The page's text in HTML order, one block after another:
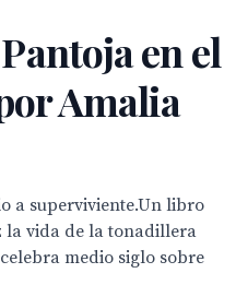
en el
Amalia
a superviviente.Un libro
la vida de la tonadillera
medio siglo sobre